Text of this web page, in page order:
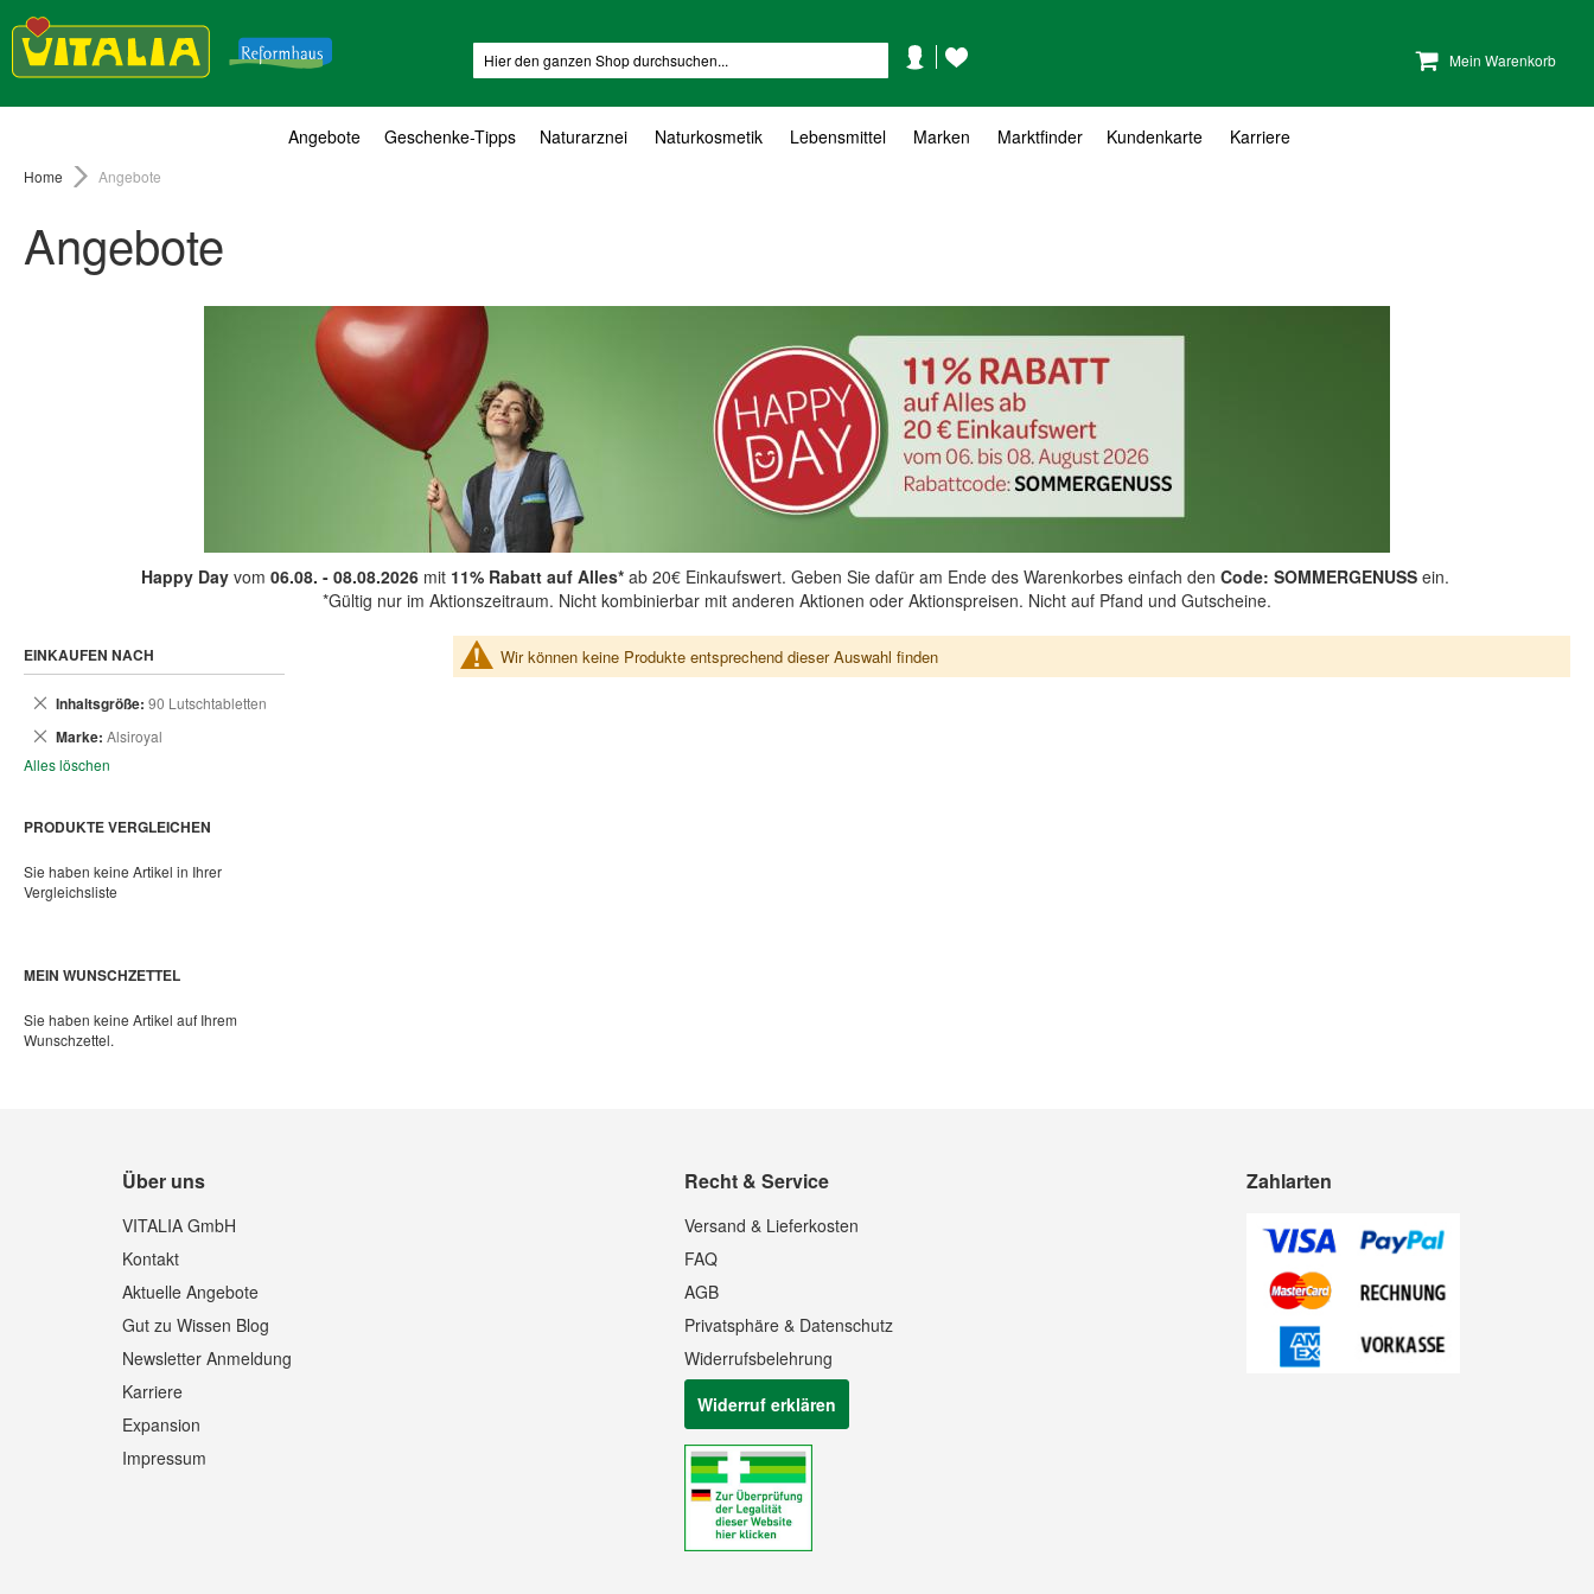
Mein Warenkorb
KontoWunschzettel
Angebote Geschenke-Tipps Naturarznei Naturkosmetik Lebensmittel Marken Marktfinder Kundenkarte Karriere
Home Angebote
Angebote
Happy Dayvom 06.08. - 08.08.2026mit 11% Rabatt auf Alles*ab 20€ Einkaufswert. Geben Sie dafür am Ende des Warenkorbes einfach den Code: SOMMERGENUSSein.
*Gültig nur im Aktionszeitraum. Nicht kombinierbar mit anderen Aktionen oder Aktionspreisen. Nicht auf Pfand und Gutscheine.
Wir können keine Produkte entsprechend dieser Auswahl finden
EINKAUFEN NACH
Inhaltsgröße 90 Lutschtabletten
Dies
Marke Alsiroyal
Dies
Alles löschen
PRODUKTE VERGLEICHEN
Sie haben keine Artikel in Ihrer
Vergleichsliste
MEIN WUNSCHZETTEL
Sie haben keine Artikel auf Ihrem
Wunschzettel.
Über uns
VITALIA GmbH
Kontakt
Aktuelle Angebote
Gut zu Wissen Blog
Newsletter Anmeldung
Karriere
Expansion
Impressum
Recht & Service
Versand & Lieferkosten
FAQ
AGB
Privatsphäre & Datenschutz
Widerrufsbelehrung
Widerruf erklären
Zahlarten